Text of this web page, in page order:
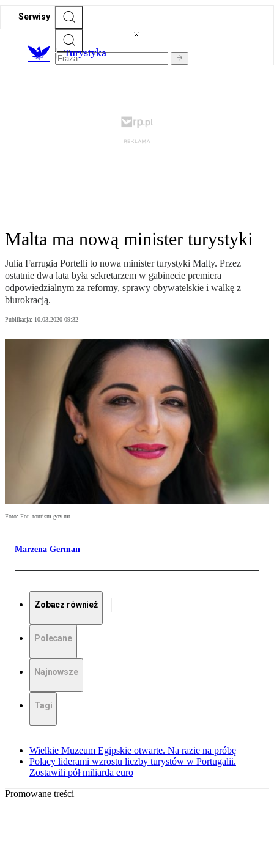
Serwisy
Turystyka
Malta ma nową minister turystyki
Julia Farrugia Portelli to nowa minister turystyki Malty. Przez
ostatnie dwa lata była sekretarzem w gabinecie premiera
odpowiedzialnym za reformy, sprawy obywatelskie i walkę z
biurokracją.
Publikacja: 10.03.2020 09:32
Foto: Fot. tourism.gov.mt
Marzena German
Zobacz również
Polecane
Najnowsze
Tagi
Wielkie Muzeum Egipskie otwarte. Na razie na próbę
Polacy liderami wzrostu liczby turystów w Portugalii.
Zostawili pół miliarda euro
Promowane treści